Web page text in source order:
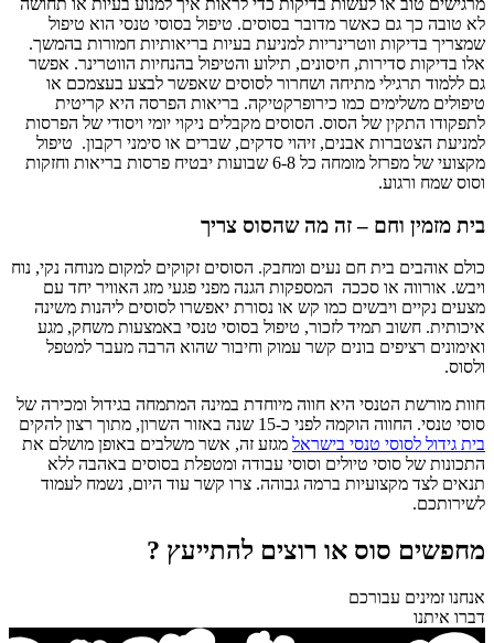
מרגישים טוב או לעשות בדיקות כדי לראות איך למנוע בעיות או תחושה
לא טובה כך גם כאשר מדובר בסוסים. טיפול בסוסי טנסי הוא טיפול
שמצריך בדיקות ווטרינריות למניעת בעיות בריאותיות חמורות בהמשך.
אלו בדיקות סדירות, חיסונים, תילוע והטיפול בהנחיות הווטרינר. אפשר
גם ללמוד תרגילי מתיחה ושחרור לסוסים שאפשר לבצע בעצמכם או
טיפולים משלימים כמו כירופרקטיקה. בריאות הפרסה היא קריטית
לתפקודו התקין של הסוס. הסוסים מקבלים ניקוי יומי ויסודי של הפרסות
למניעת הצטברות אבנים, זיהוי סדקים, שברים או סימני רקבון. טיפול
מקצועי של מפרזל מומחה כל 6-8 שבועות יבטיח פרסות בריאות וחזקות
וסוס שמח ורגוע.
בית מזמין וחם – זה מה שהסוס צריך
כולם אוהבים בית חם נעים ומחבק. הסוסים זקוקים למקום מנוחה נקי, נוח
ויבש. אורווה או סככה המספקות הגנה מפני פגעי מזג האוויר יחד עם
מצעים נקיים ויבשים כמו קש או נסורת יאפשרו לסוסים ליהנות משינה
איכותית. חשוב תמיד לזכור, טיפול בסוסי טנסי באמצעות משחק, מגע
ואימונים רציפים בונים קשר עמוק וחיבור שהוא הרבה מעבר למטפל
ולסוס.
חוות מורשת הטנסי היא חווה מיוחדת במינה המתמחה בגידול ומכירה של
סוסי טנסי. החווה הוקמה לפני כ-15 שנה באזור השרון, מתוך רצון להקים
בית גידול לסוסי טנסי בישראל מגזע זה, אשר משלבים באופן מושלם את
התכונות של סוסי טיולים וסוסי עבודה ומטפלת בסוסים באהבה ללא
תנאים לצד מקצועיות ברמה גבוהה. צרו קשר עוד היום, נשמח לעמוד
לשירותכם.
מחפשים סוס או רוצים להתייעץ ?
אנחנו זמינים עבורכם
דברו איתנו